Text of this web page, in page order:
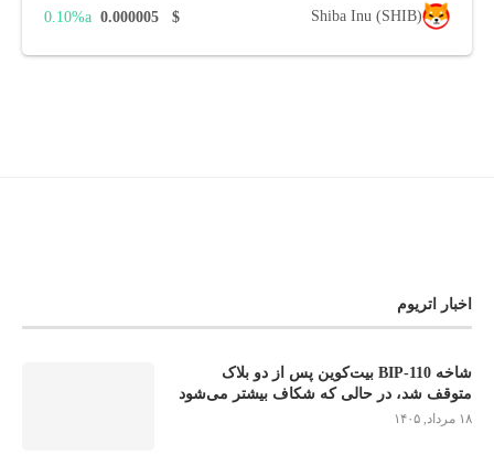
Shiba Inu (SHIB)
$
0.000005
0.10%
اخبار اتریوم
شاخه BIP-110 بیت‌کوین پس از دو بلاک
متوقف شد، در حالی که شکاف بیشتر می‌شود
۱۸ مرداد, ۱۴۰۵